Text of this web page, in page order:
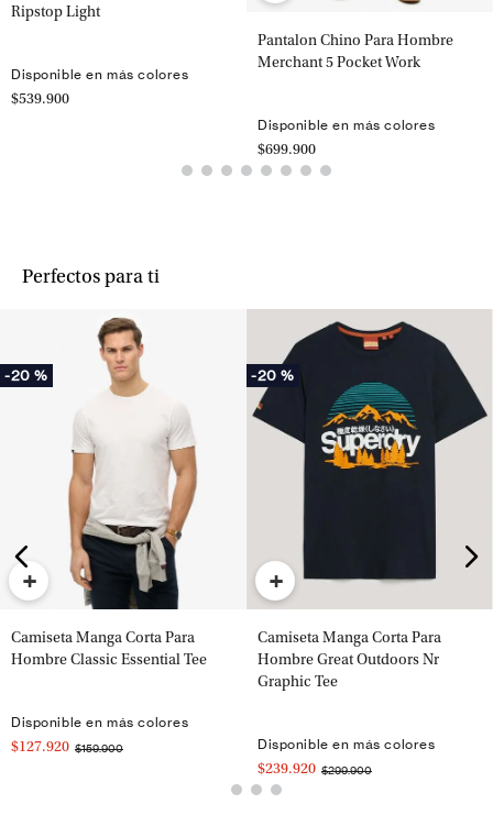
Ripstop Light
Disponible en más colores
$539.900
Pantalon Chino Para Hombre
Merchant 5 Pocket Work
Disponible en más colores
$699.900
Perfectos para ti
-20 %
+
Camiseta Manga Corta Para
Hombre Classic Essential Tee
Disponible en más colores
$127.920 $159.900
-20 %
+
Camiseta Manga Corta Para
Hombre Great Outdoors Nr
Graphic Tee
Disponible en más colores
$239.920 $299.900